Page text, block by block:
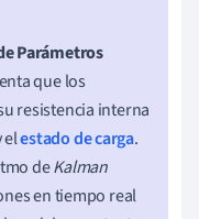
Parámetros
que los
resistencia interna
elestado de carga.
deKalman
en tiempo real